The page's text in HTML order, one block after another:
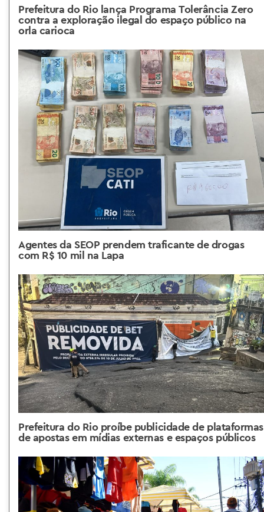
Prefeitura do Rio lança Programa Tolerância Zero
contra a exploração ilegal do espaço público na
orla carioca
Agentes da SEOP prendem traficante de drogas
com R$ 10 mil na Lapa
Prefeitura do Rio proíbe publicidade de plataformas
de apostas em mídias externas e espaços públicos